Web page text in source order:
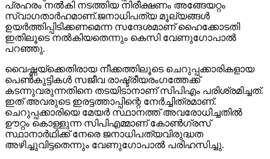
പ്രഹരം നല്‍കി നടത്തിയ നിരീക്ഷണം അങ്ങേയറ്റം
സ്വാഗതാര്‍ഹമാണ്.ജനാധിപത്യ മൂല്യങ്ങള്‍
ഉയര്‍ത്തിപ്പിടിക്കണമെന്ന സന്ദേശമാണ് ഹൈക്കോടതി
ഇതിലൂടെ നല്‍കിയതെന്നും കെസി വേണുഗോപാല്‍
പറഞ്ഞു.
വൈഷ്ണയ്‌ക്കെതിരായ നീക്കത്തിലൂടെ ചെറുപ്പക്കാരികളായ
പെണ്‍കുട്ടികള്‍ സജീവ രാഷ്ട്രീയരംഗത്തേക്ക്
കടന്നുവരുന്നതിനെ തടയിടാനാണ് സിപിഎം പരിശ്രമിച്ചത്.
ഇത് അവരുടെ ഇരട്ടത്താപ്പിന്റെ നേര്‍ച്ചിത്രമാണ്.
ചെറുപ്പക്കാരിയെ മേയര്‍ സ്ഥാനത്ത് അവരോധിച്ചതില്‍
ഊറ്റം കൊള്ളുന്ന സിപിഎമ്മാണ് കോണ്‍ഗ്രസ്
സ്ഥാനാര്‍ഥിക്ക് നേരെ ജനാധിപത്യവിരുദ്ധത
അഴിച്ചുവിട്ടതെന്നും വേണുഗോപാല്‍ പരിഹസിച്ചു.